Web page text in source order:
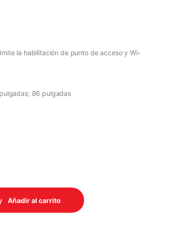
la habilitación de punto de acceso y Wi-
86 pulgadas
DHI-LCH75-MC410-B 75” UHD BASIC SERIE quantity
Añadir al carrito